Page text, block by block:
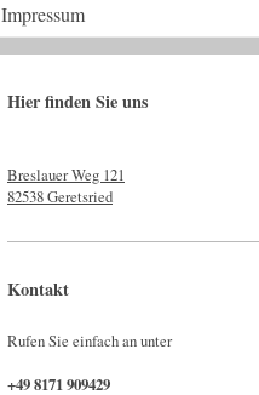
Impressum
Hier finden Sie uns
Breslauer Weg 121
82538 Geretsried
Kontakt
Rufen Sie einfach an unter
+49 8171 909429